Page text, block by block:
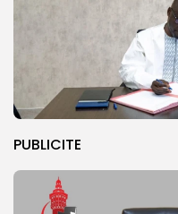
PUBLICITE